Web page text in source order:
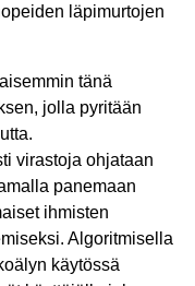
läpimurtojen
tänä
jolla pyritään
virastoja ohjataan
panemaan
ihmisten
Algoritmisella
käytössä